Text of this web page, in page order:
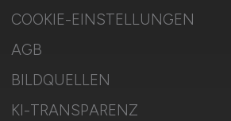
COOKIE-EINSTELLUNGEN
AGB
BILDQUELLEN
KI-TRANSPARENZ